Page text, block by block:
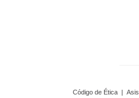
Código de Ética |